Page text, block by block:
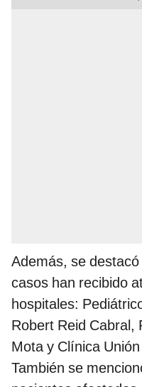
Además, se
casos han recibido
hospitales:
Robert Reid Cabral,
Mota y Clínica
También se